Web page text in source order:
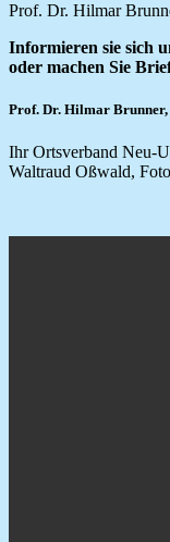
Prof. Dr. Hilmar
Informieren sie sich
oder machen Sie
Prof. Dr. Hilmar Brunner,
Ihr Ortsverband Neu-
Waltraud Oßwald,